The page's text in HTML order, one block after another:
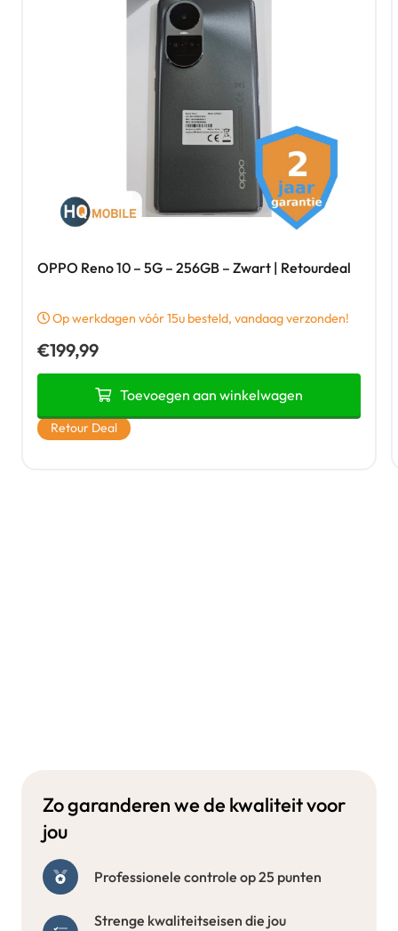
OPPO Reno 10 – 5G – 256GB – Zwart | Retourdeal
Op werkdagen vóór 15u besteld, vandaag verzonden!
€199,99
Toevoegen aan winkelwagen
Retour Deal
Zo garanderen we de kwaliteit voor
jou
Professionele controle op 25 punten
Strenge kwaliteitseisen die jou